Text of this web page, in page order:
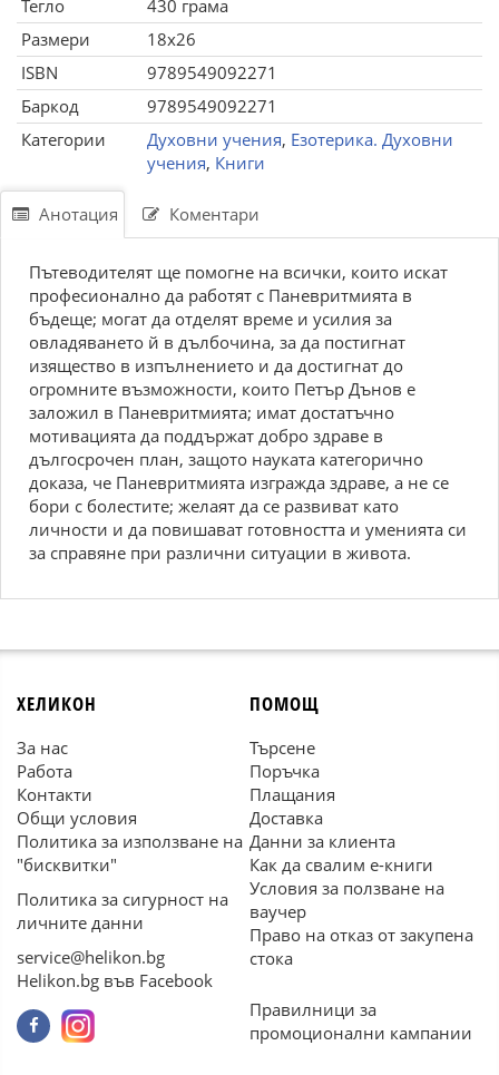
Тегло
430 грама
Размери
18x26
ISBN
9789549092271
Баркод
9789549092271
Категории
Духовни учения, Езотерика. Духовни
учения, Книги
Анотация Коментари
Пътеводителят ще помогне на всички, които искат
професионално да работят с Паневритмията в
бъдеще; могат да отделят време и усилия за
овладяването й в дълбочина, за да постигнат
изящество в изпълнението и да достигнат до
огромните възможности, които Петър Дънов е
заложил в Паневритмията; имат достатъчно
мотивацията да поддържат добро здраве в
дългосрочен план, защото науката категорично
доказа, че Паневритмията изгражда здраве, а не се
бори с болестите; желаят да се развиват като
личности и да повишават готовността и уменията си
за справяне при различни ситуации в живота.
ХЕЛИКОН
За нас
Работа
Контакти
Общи условия
Политика за използване на
"бисквитки"
Политика за сигурност на
личните данни
service@helikon.bg
Helikon.bg във Facebook
ПОМОЩ
Търсене
Поръчка
Плащания
Доставка
Данни за клиента
Как да свалим е-книги
Условия за ползване на
ваучер
Право на отказ от закупена
стока
Правилници за
промоционални кампании